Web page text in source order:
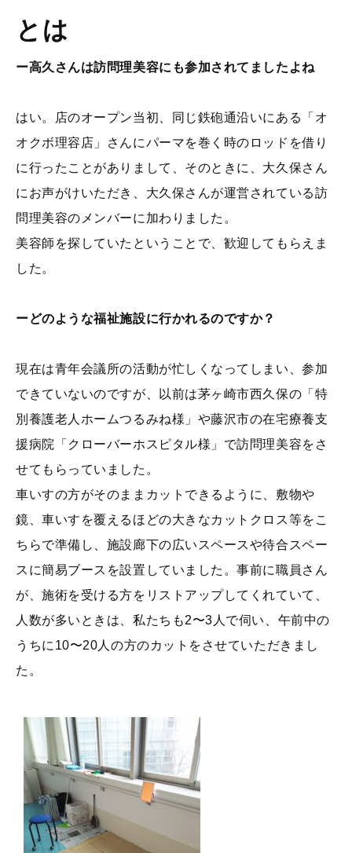
とは
ー高久さんは訪問理美容にも参加されてましたよね
はい。店のオープン当初、同じ鉄砲通沿いにある「オ
オクボ理容店」さんにパーマを巻く時のロッドを借り
に行ったことがありまして、そのときに、大久保さん
にお声がけいただき、大久保さんが運営されている訪
問理美容のメンバーに加わりました。
美容師を探していたということで、歓迎してもらえま
した。
ーどのような福祉施設に行かれるのですか？
現在は青年会議所の活動が忙しくなってしまい、参加
できていないのですが、以前は茅ヶ崎市西久保の「特
別養護老人ホームつるみね様」や藤沢市の在宅療養支
援病院「クローバーホスピタル様」で訪問理美容をさ
せてもらっていました。
車いすの方がそのままカットできるように、敷物や
鏡、車いすを覆えるほどの大きなカットクロス等をこ
ちらで準備し、施設廊下の広いスペースや待合スペー
スに簡易ブースを設置していました。事前に職員さん
が、施術を受ける方をリストアップしてくれていて、
人数が多いときは、私たちも2〜3人で伺い、午前中の
うちに10〜20人の方のカットをさせていただきまし
た。